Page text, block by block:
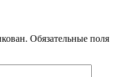
Обязательные поля